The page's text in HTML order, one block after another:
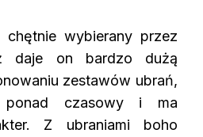
wybierany przez
daje on bardzo dużą
zestawów ubrań,
czasowy i ma
Z ubraniami boho